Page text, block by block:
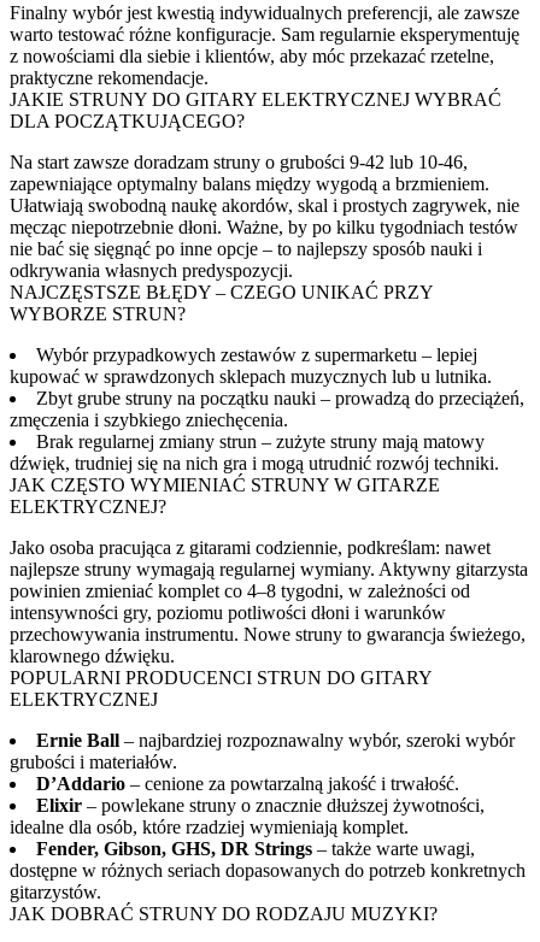
Finalny wybór jest kwestią indywidualnych preferencji, ale zawsze
warto testować różne konfiguracje. Sam regularnie eksperymentuję
z nowościami dla siebie i klientów, aby móc przekazać rzetelne,
praktyczne rekomendacje.
JAKIE STRUNY DO GITARY ELEKTRYCZNEJ WYBRAĆ
DLA POCZĄTKUJĄCEGO?
Na start zawsze doradzam struny o grubości 9-42 lub 10-46,
zapewniające optymalny balans między wygodą a brzmieniem.
Ułatwiają swobodną naukę akordów, skal i prostych zagrywek, nie
męcząc niepotrzebnie dłoni. Ważne, by po kilku tygodniach testów
nie bać się sięgnąć po inne opcje – to najlepszy sposób nauki i
odkrywania własnych predyspozycji.
NAJCZĘSTSZE BŁĘDY – CZEGO UNIKAĆ PRZY
WYBORZE STRUN?
Wybór przypadkowych zestawów z supermarketu – lepiej
kupować w sprawdzonych sklepach muzycznych lub u lutnika.
Zbyt grube struny na początku nauki – prowadzą do przeciążeń,
zmęczenia i szybkiego zniechęcenia.
Brak regularnej zmiany strun – zużyte struny mają matowy
dźwięk, trudniej się na nich gra i mogą utrudnić rozwój techniki.
JAK CZĘSTO WYMIENIAĆ STRUNY W GITARZE
ELEKTRYCZNEJ?
Jako osoba pracująca z gitarami codziennie, podkreślam: nawet
najlepsze struny wymagają regularnej wymiany. Aktywny gitarzysta
powinien zmieniać komplet co 4–8 tygodni, w zależności od
intensywności gry, poziomu potliwości dłoni i warunków
przechowywania instrumentu. Nowe struny to gwarancja świeżego,
klarownego dźwięku.
POPULARNI PRODUCENCI STRUN DO GITARY
ELEKTRYCZNEJ
Ernie Ball – najbardziej rozpoznawalny wybór, szeroki wybór
grubości i materiałów.
D’Addario – cenione za powtarzalną jakość i trwałość.
Elixir – powlekane struny o znacznie dłuższej żywotności,
idealne dla osób, które rzadziej wymieniają komplet.
Fender, Gibson, GHS, DR Strings – także warte uwagi,
dostępne w różnych seriach dopasowanych do potrzeb konkretnych
gitarzystów.
JAK DOBRAĆ STRUNY DO RODZAJU MUZYKI?